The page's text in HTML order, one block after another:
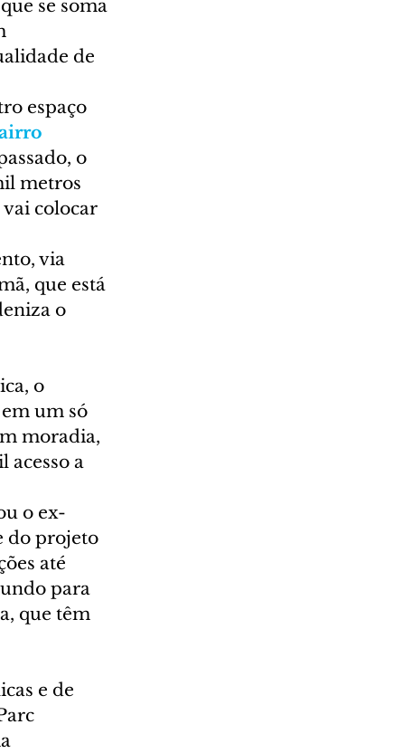
se soma
de
espaço
o
metros
colocar
via
que está
o
o
um só
moradia,
acesso a
o ex-
do projeto
até
para
que têm
e de